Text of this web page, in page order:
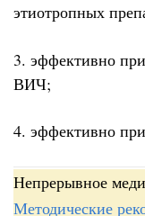
этиотропных
3. эффективно
ВИЧ;
4. эффективно
Непрерывное
Методические